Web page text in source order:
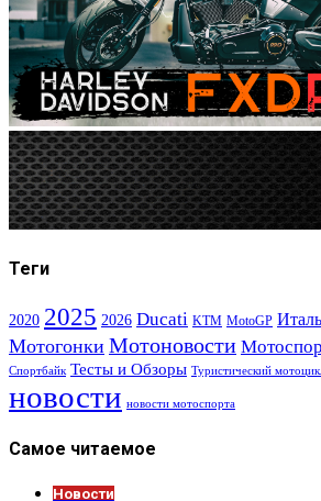
Теги
2020 2025 2026 Ducati KTM MotoGP
Мотогонки Мотоновости
Спортбайк Тесты и Обзоры Туристический
новости новости мотоспорта
Самое читаемое
Новости